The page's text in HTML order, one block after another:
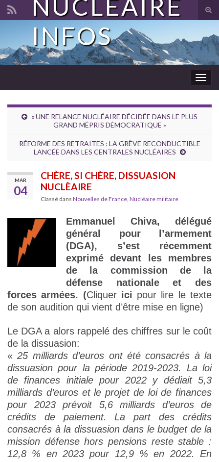
Search for:
NUCLÉAIRE
INFOS
« UNE RELANCE NUCLÉAIRE DÉCIDÉE DANS LE PLUS
GRAND MÉPRIS DÉMOCRATIQUE »
RÉFORME DES RETRAITES : LA GRÈVE RECONDUCTIBLE
LANCÉE DANS LES CENTRALES NUCLÉAIRES
MAR
04
CHÈRE, SI CHÈRE, DISSUASION
NUCLÈAIRE
Classé dans Nouvelles de France, Nucléaire militaire
Emmanuel Chiva, délégué
général pour l’armement
(DGA), s’est récemment
exprimé devant les membres
de la commission de la
défense nationale et des
forces armées. (Cliquer ici pour lire le texte
de son audition qui vient d’être mise en ligne)
Le DGA a alors rappelé des chiffres sur le coût
de la dissuasion:
«25 milliards d’euros ont été consacrés à la
dissuasion pour la période 2019-2023. La loi
de finances initiale pour 2022 y dédiait 5,3
milliards d’euros et le projet de loi de finances
pour 2023 prévoit 5,6 milliards d’euros de
crédits de paiement. La part des crédits
consacrés à la dissuasion dans le budget de la
mission défense hors pensions reste stable :
12,8 % en 2023 pour 12,9 % en 2022. En